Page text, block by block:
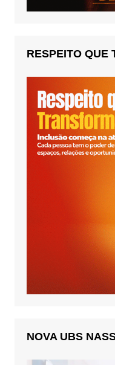
RESPEITO QUE
NOVA UBS